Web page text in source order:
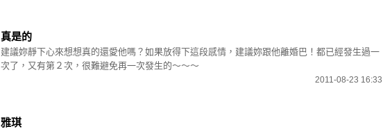
真是的
建議妳靜下心來想想真的還愛他嗎？如果放得下這段感情，建議妳跟他離婚巴！都已經發生過一
次了，又有第２次，很難避免再一次發生的～～～
2011-08-23 16:33
雅琪